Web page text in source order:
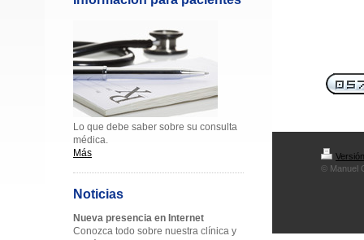
Lo que debe saber sobre su consulta
médica.
Más
Noticias
Nueva presencia en Internet
Conozca todo sobre nuestra clínica y
© Manuel